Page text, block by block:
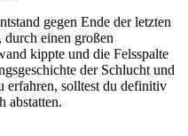
gegen Ende der letzten
einen großen
kippte und die Felsspalte
der Schlucht und
erfahren, solltest du definitiv
abstatten.